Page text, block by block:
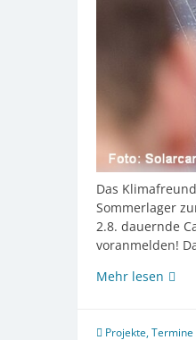
Das
Sommerlager
2.8. dauernde
voranmelden!
Mehr lesen In
Solar-
Projekte,Termine